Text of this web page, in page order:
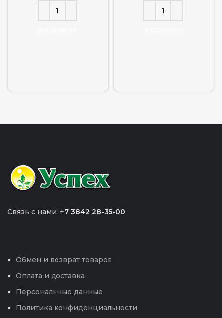
Связь с нами: +7 3842 28-35-00
Обмен и возврат товаров
Оплата и доставка
Персональные данные
Политика конфиденциальности